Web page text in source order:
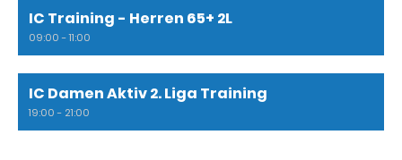
IC Training - Herren 65+ 2L
09:00 - 11:00
IC Damen Aktiv 2. Liga Training
19:00 - 21:00